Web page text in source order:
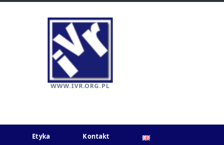
WWW.IVR.ORG.PL
Etyka Kontakt